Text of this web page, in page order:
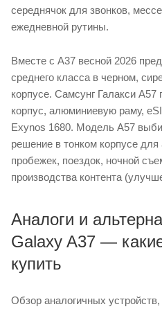
середнячок для звонков,
ежедневной рутины.
Вместе с A37 весной 2026
среднего класса в черном,
корпусе. Самсунг Галакси А57
корпус, алюминиевую раму,
Exynos 1680. Модель А57
решение в тонком корпусе для
пробежек, поездок, ночной
производства контента
Аналоги и
Galaxy A37 —
купить
Обзор аналогичных